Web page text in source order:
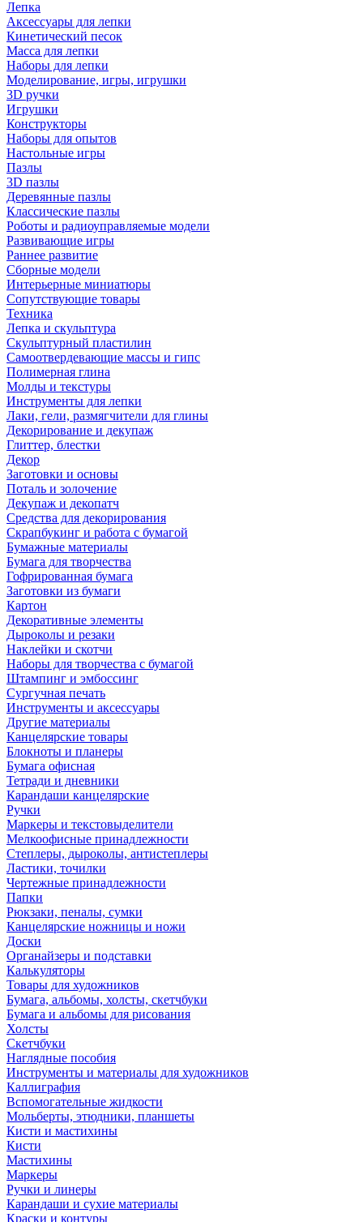
Лепка
Аксессуары для лепки
Кинетический песок
Масса для лепки
Наборы для лепки
Моделирование, игры, игрушки
3D ручки
Игрушки
Конструкторы
Наборы для опытов
Настольные игры
Пазлы
3D пазлы
Деревянные пазлы
Классические пазлы
Роботы и радиоуправляемые модели
Развивающие игры
Раннее развитие
Сборные модели
Интерьерные миниатюры
Сопутствующие товары
Техника
Лепка и скульптура
Скульптурный пластилин
Самоотвердевающие массы и гипс
Полимерная глина
Молды и текстуры
Инструменты для лепки
Лаки, гели, размягчители для глины
Декорирование и декупаж
Глиттер, блестки
Декор
Заготовки и основы
Поталь и золочение
Декупаж и декопатч
Средства для декорирования
Скрапбукинг и работа с бумагой
Бумажные материалы
Бумага для творчества
Гофрированная бумага
Заготовки из бумаги
Картон
Декоративные элементы
Дыроколы и резаки
Наклейки и скотчи
Наборы для творчества с бумагой
Штампинг и эмбоссинг
Сургучная печать
Инструменты и аксессуары
Другие материалы
Канцелярские товары
Блокноты и планеры
Бумага офисная
Тетради и дневники
Карандаши канцелярские
Ручки
Маркеры и текстовыделители
Мелкоофисные принадлежности
Степлеры, дыроколы, антистеплеры
Ластики, точилки
Чертежные принадлежности
Папки
Рюкзаки, пеналы, сумки
Канцелярские ножницы и ножи
Доски
Органайзеры и подставки
Калькуляторы
Товары для художников
Бумага, альбомы, холсты, скетчбуки
Бумага и альбомы для рисования
Холсты
Скетчбуки
Наглядные пособия
Инструменты и материалы для художников
Каллиграфия
Вспомогательные жидкости
Мольберты, этюдники, планшеты
Кисти и мастихины
Кисти
Мастихины
Маркеры
Ручки и линеры
Карандаши и сухие материалы
Краски и контуры